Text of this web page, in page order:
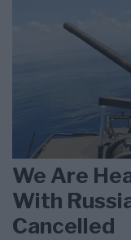
We Are
With
Cancelled